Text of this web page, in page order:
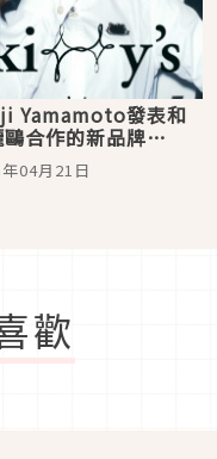
Yamamoto發表和
合作的新品牌
」！ Kitty
刺繡徽章的襯衫
04月21日
歡